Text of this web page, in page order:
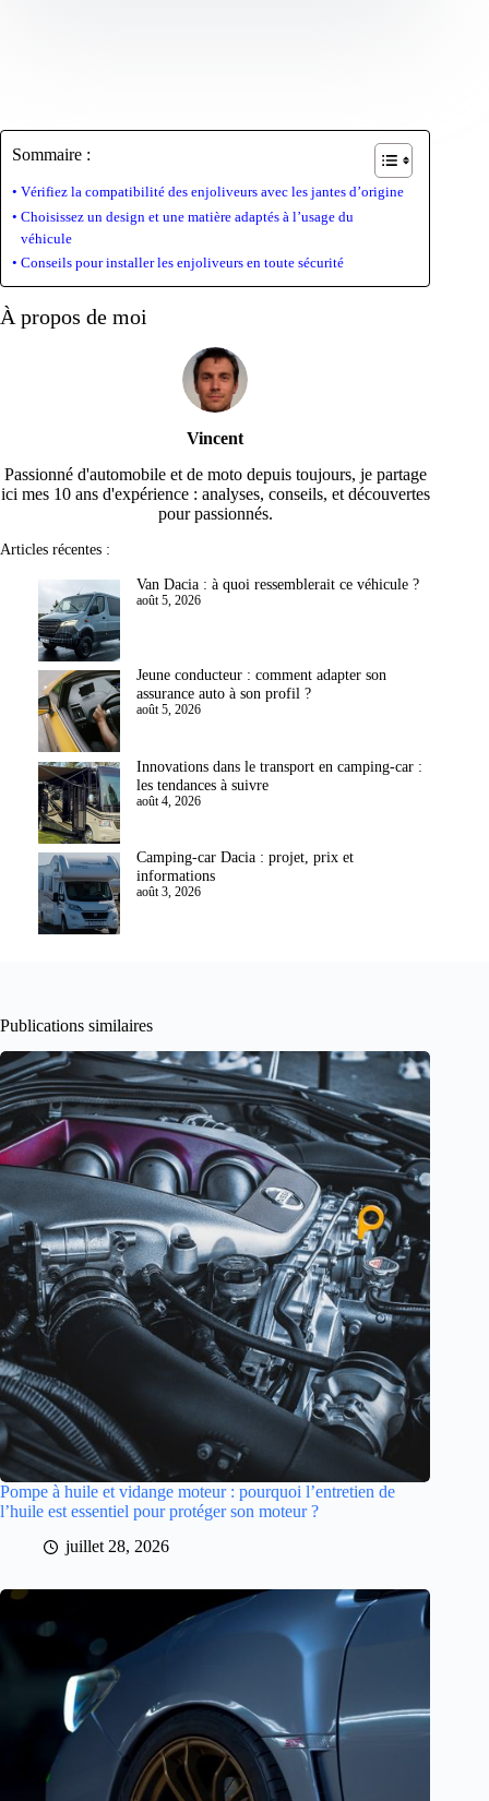
Sommaire :
Vérifiez la compatibilité des enjoliveurs avec les jantes d’origine
Choisissez un design et une matière adaptés à l’usage du
véhicule
Conseils pour installer les enjoliveurs en toute sécurité
À propos de moi
Vincent
Passionné d'automobile et de moto depuis toujours, je partage
ici mes 10 ans d'expérience : analyses, conseils, et découvertes
pour passionnés.
Articles récentes :
Van Dacia : à quoi ressemblerait ce véhicule ?
août 5, 2026
Jeune conducteur : comment adapter son
assurance auto à son profil ?
août 5, 2026
Innovations dans le transport en camping-car :
les tendances à suivre
août 4, 2026
Camping-car Dacia : projet, prix et
informations
août 3, 2026
Publications similaires
Pompe à huile et vidange moteur : pourquoi l’entretien de
l’huile est essentiel pour protéger son moteur ?
juillet 28, 2026